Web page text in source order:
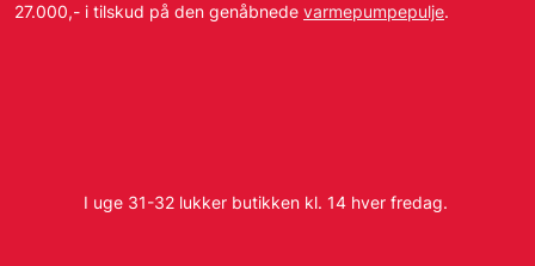
E-mail:info@dbvvs.dk
27.000,- i tilskud på den genåbnede varmepumpepulje.
I uge 31-32 lukker butikken kl. 14 hver fredag.